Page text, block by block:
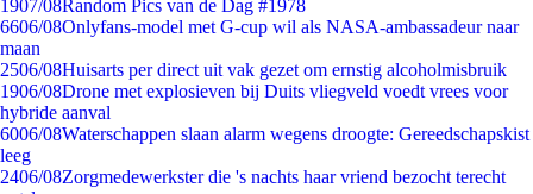
1907/08Random Pics van de Dag #1978
6606/08Onlyfans-model met G-cup wil als NASA-ambassadeur naar
maan
2506/08Huisarts per direct uit vak gezet om ernstig alcoholmisbruik
1906/08Drone met explosieven bij Duits vliegveld voedt vrees voor
hybride aanval
6006/08Waterschappen slaan alarm wegens droogte: Gereedschapskist
leeg
2406/08Zorgmedewerkster die 's nachts haar vriend bezocht terecht